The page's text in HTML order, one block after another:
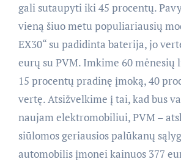
gali sutaupyti iki 45 procentų.
vieną šiuo metu populiariausių
EX30“ su padidinta baterija, jo
eurų su PVM. Imkime 60 mėnesių
15 procentų pradinę įmoką, 40
vertę. Atsižvelkime į tai, kad bus
naujam elektromobiliui, PVM –
siūlomos geriausios palūkanų
automobilis įmonei kainuos 377